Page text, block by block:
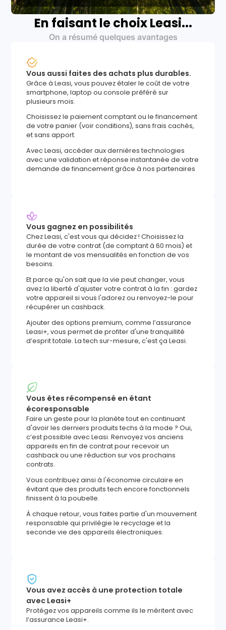
En faisant le choix Leasi...
On a résumé quelques avantages
Vous aussi faites des achats plus durables.
Grâce à Leasi, vous pouvez étaler le coût de votre
smartphone, laptop ou console préféré sur
plusieurs mois.
Choisissez le paiement comptant ou le financement
de votre panier (voir conditions), sans frais cachés,
et sans apport.
Avec Leasi, accéder aux dernières technologies
avec une validation et réponse instantanée de votre
demande de financement grâce à nos partenaires
Vous gagnez en possibilités
Chez Leasi, c'est vous qui décidez ! Choisissez la
durée de votre contrat (de comptant à 60 mois) et
le montant de vos mensualités en fonction de vos
besoins.
Et parce qu'on sait que la vie peut changer, vous
avez la liberté d'ajuster votre contrat à la fin : gardez
votre appareil si vous l'adorez ou renvoyez-le pour
récupérer un cashback.
Ajouter des options premium, comme l’assurance
Leasi+, vous permet de profiter d'une tranquillité
d’esprit totale. La tech sur-mesure, c'est ça Leasi.
Vous êtes récompensé en étant
écoresponsable
Faire un geste pour la planète tout en continuant
d'avoir les derniers produits techs à la mode ? Oui,
c’est possible avec Leasi. Renvoyez vos anciens
appareils en fin de contrat pour recevoir un
cashback ou une réduction sur vos prochains
contrats.
Vous contribuez ainsi à l'économie circulaire en
évitant que des produits tech encore fonctionnels
finissent à la poubelle.
À chaque retour, vous faites partie d'un mouvement
responsable qui privilégie le recyclage et la
seconde vie des appareils électroniques.
Vous avez accès à une protection totale
avec Leasi+
Protégez vos appareils comme ils le méritent avec
l’assurance Leasi+.